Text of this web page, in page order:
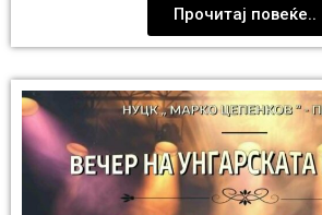
Прочитај повеќе..